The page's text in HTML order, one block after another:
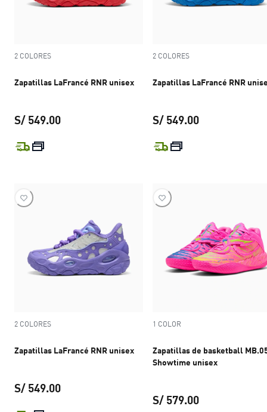
2 COLORES
Zapatillas LaFrancé RNR unisex
S/ 549.00
precio actual S/ 549.00
2 COLORES
Zapatillas LaFrancé RNR
S/ 549.00
2 COLORES
Zapatillas LaFrancé RNR unisex
S/ 549.00
1 COLOR
Zapatillas de basketball
Showtime unisex
S/ 579.00